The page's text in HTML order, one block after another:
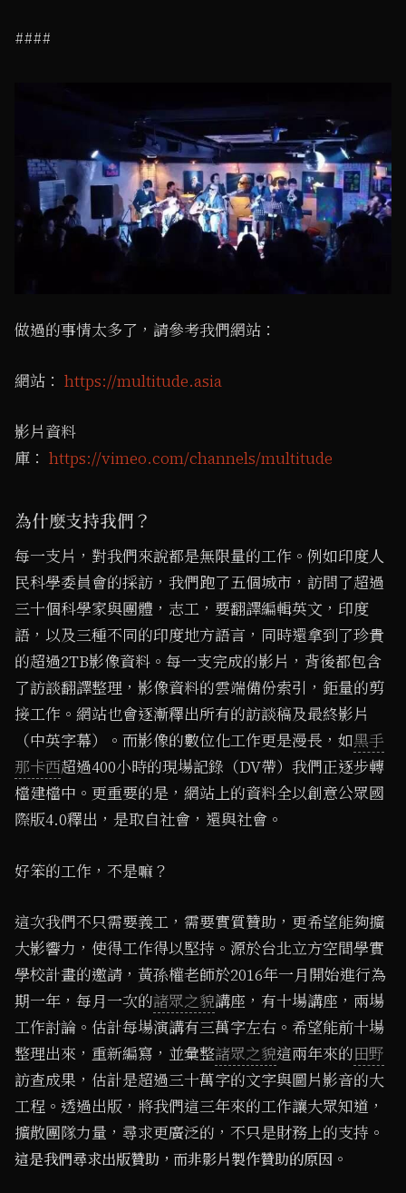
####
做過的事情太多了，請參考我們網站：
網站： https://multitude.asia
影片資料
庫： https://vimeo.com/channels/multitude
為什麼支持我們？
每一支片，對我們來說都是無限量的工作。例如印度人
民科學委員會的採訪，我們跑了五個城市，訪問了超過
三十個科學家與團體，志工，要翻譯編輯英文，印度
語，以及三種不同的印度地方語言，同時還拿到了珍貴
的超過2TB影像資料。每一支完成的影片，背後都包含
了訪談翻譯整理，影像資料的雲端備份索引，鉅量的剪
接工作。網站也會逐漸釋出所有的訪談稿及最終影片
（中英字幕）。而影像的數位化工作更是漫長，如黑手
那卡西超過400小時的現場記錄（DV帶）我們正逐步轉
檔建檔中。更重要的是，網站上的資料全以創意公眾國
際版4.0釋出，是取自社會，還與社會。
好笨的工作，不是嘛？
這次我們不只需要義工，需要實質贊助，更希望能夠擴
大影響力，使得工作得以堅持。源於台北立方空間學實
學校計畫的邀請，黃孫權老師於2016年一月開始進行為
期一年，每月一次的諸眾之貌講座，有十場講座，兩場
工作討論。估計每場演講有三萬字左右。希望能前十場
整理出來，重新編寫，並彙整諸眾之貌這兩年來的田野
訪查成果，估計是超過三十萬字的文字與圖片影音的大
工程。透過出版，將我們這三年來的工作讓大眾知道，
擴散團隊力量，尋求更廣泛的，不只是財務上的支持。
這是我們尋求出版贊助，而非影片製作贊助的原因。